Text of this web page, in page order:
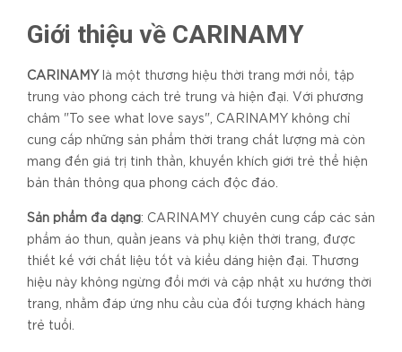
Giới thiệu về CARINAMY
CARINAMY là một thương hiệu thời trang mới nổi, tập
trung vào phong cách trẻ trung và hiện đại. Với phương
châm "To see what love says", CARINAMY không chỉ
cung cấp những sản phẩm thời trang chất lượng mà còn
mang đến giá trị tinh thần, khuyến khích giới trẻ thể hiện
bản thân thông qua phong cách độc đáo.
Sản phẩm đa dạng: CARINAMY chuyên cung cấp các sản
phẩm áo thun, quần jeans và phụ kiện thời trang, được
thiết kế với chất liệu tốt và kiểu dáng hiện đại. Thương
hiệu này không ngừng đổi mới và cập nhật xu hướng thời
trang, nhằm đáp ứng nhu cầu của đối tượng khách hàng
trẻ tuổi.